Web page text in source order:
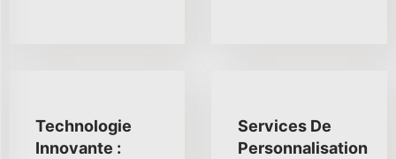
Technologie
Innovante :
Services De
Personnalisation